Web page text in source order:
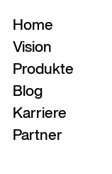
Home
Vision
Produkte
Blog
Karriere
Partner